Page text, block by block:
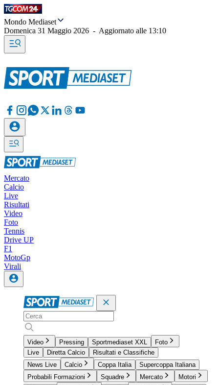
Mondo Mediaset
Domenica 31 Maggio 2026 - Aggiornato alle 13:10
Mercato
Calcio
Live
Risultati
Video
Foto
Tennis
Drive UP
F1
MotoGp
Virali
Video Pressing Sportmediaset XXL
Foto
Live
Diretta Calcio
Risultati e Classifiche
News Live
Calcio Coppa Italia
Supercoppa Italiana
Probabili Formazioni
Squadre Mercato
Motori